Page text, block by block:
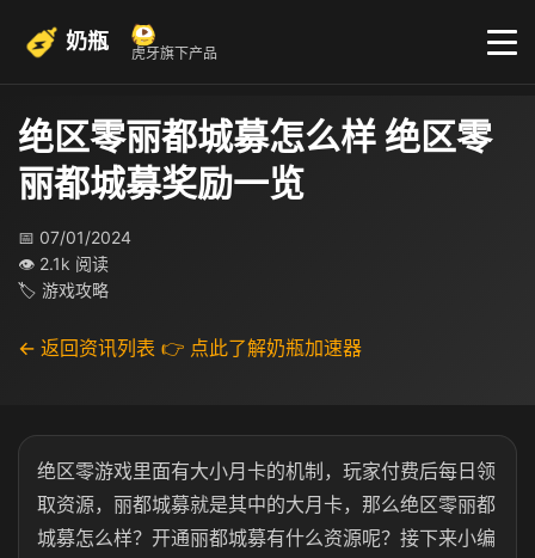
奶瓶 虎牙旗下产品
绝区零丽都城募怎么样 绝区零
丽都城募奖励一览
📅 07/01/2024
👁 2.1k 阅读
🏷 游戏攻略
← 返回资讯列表 👉 点此了解奶瓶加速器
绝区零游戏里面有大小月卡的机制，玩家付费后每日领
取资源，丽都城募就是其中的大月卡，那么绝区零丽都
城募怎么样？开通丽都城募有什么资源呢？接下来小编